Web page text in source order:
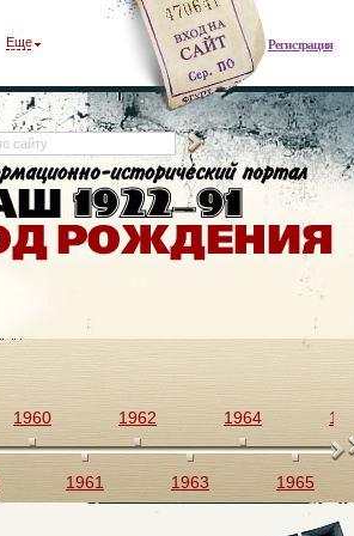
Регистрация
Еще
1960
1961
1962
1963
1964
1965